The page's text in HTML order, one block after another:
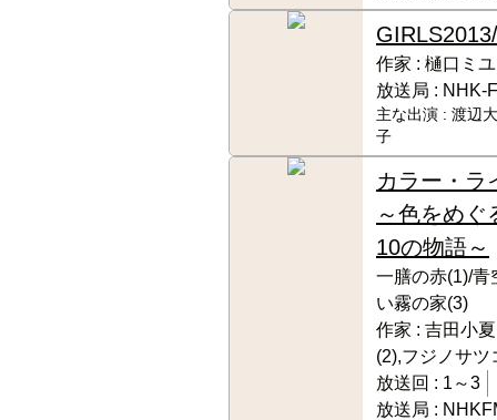
GIRLS
作家 : 樋口ミユ
放送局 : NHK-
主な出演 : 渡辺
子
カラー・ラ
～色をめぐ
10の物語～
一膳の赤(1)/青
い霧の家(3)
作家 : 吉田小
(2),フジノサツ
放送回 : 1～3
放送局 :